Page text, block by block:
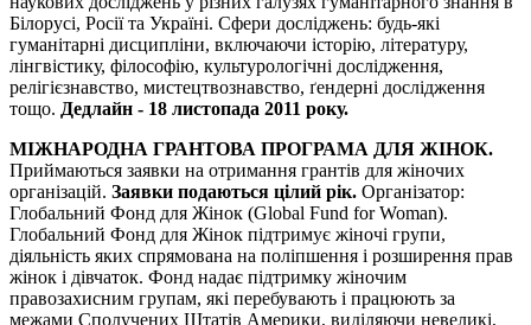
Білорусі, Росії та Україні. Сфери досліджень: будь-які
гуманітарні дисципліни, включаючи історію, літературу,
лінгвістику, філософію, культурологічні дослідження,
релігієзнавство, мистецтвознавство, ґендерні дослідження
тощо. Дедлайн - 18 листопада 2011 року.
МІЖНАРОДНА ГРАНТОВА ПРОГРАМА ДЛЯ ЖІНОК.
Приймаються заявки на отримання грантів для жіночих
організацій. Заявки подаються цілий рік. Організатор:
Глобальний Фонд для Жінок (Global Fund for Woman).
Глобальний Фонд для Жінок підтримує жіночі групи,
діяльність яких спрямована на поліпшення і розширення прав
жінок і дівчаток. Фонд надає підтримку жіночим
правозахисним групам, які перебувають і працюють за
межами Сполучених Штатів Америки, виділяючи невеликі,